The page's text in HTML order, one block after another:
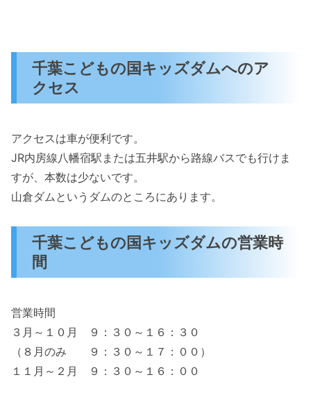
千葉こどもの国キッズダムへのア
クセス
アクセスは車が便利です。
JR内房線八幡宿駅または五井駅から路線バスでも行けま
すが、本数は少ないです。
山倉ダムというダムのところにあります。
千葉こどもの国キッズダムの営業時
間
営業時間
３月～１０月 ９：３０～１６：３０
（８月のみ ９：３０～１７：００）
１１月～２月 ９：３０～１６：００